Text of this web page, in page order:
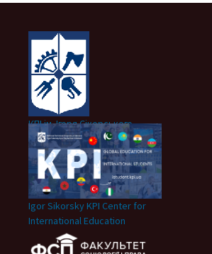
КПІ ім. Ігоря Сікорського
Igor Sikorsky KPI Center for
International Education